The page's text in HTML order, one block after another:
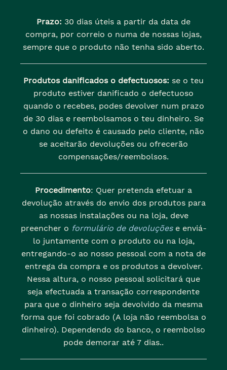
Prazo: 30 dias úteis a partir da data de
compra, por correio o numa de nossas lojas,
sempre que o produto não tenha sido aberto.
Produtos danificados o defectuosos: se o teu
produto estiver danificado o defectuoso
quando o recebes, podes devolver num prazo
de 30 dias e reembolsamos o teu dinheiro. Se
o dano ou defeito é causado pelo cliente, não
se aceitarão devoluções ou ofrecerão
compensações/reembolsos.
Procedimento: Quer pretenda efetuar a
devolução através do envio dos produtos para
as nossas instalações ou na loja, deve
preencher o formulário de devoluçõese enviá-
lo juntamente com o produto ou na loja,
entregando-o ao nosso pessoal com a nota de
entrega da compra e os produtos a devolver.
Nessa altura, o nosso pessoal solicitará que
seja efectuada a transação correspondente
para que o dinheiro seja devolvido da mesma
forma que foi cobrado (A loja não reembolsa o
dinheiro). Dependendo do banco, o reembolso
pode demorar até 7 dias..